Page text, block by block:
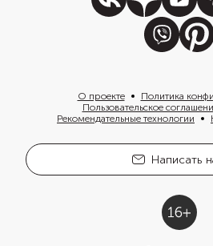
О проекте
Политика
Пользовательское
Рекомендательные технологии
Написать